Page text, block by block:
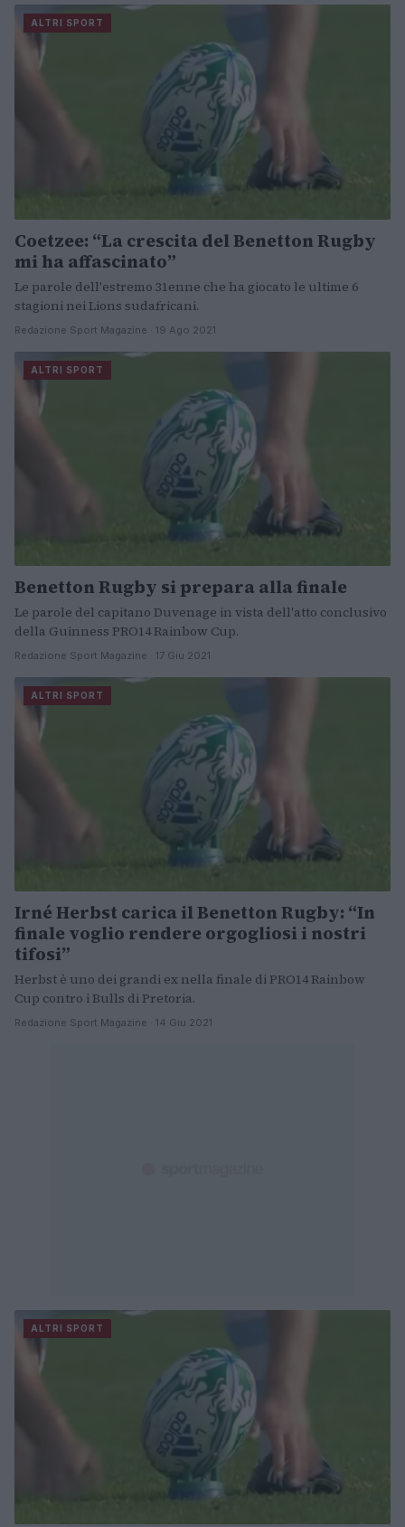
ALTRI SPORT
Coetzee: “La crescita del Benetton Rugby
mi ha affascinato”
Le parole dell'estremo 31enne che ha giocato le ultime 6
stagioni nei Lions sudafricani.
Redazione Sport Magazine · 19 Ago 2021
ALTRI SPORT
Benetton Rugby si prepara alla finale
Le parole del capitano Duvenage in vista dell'atto conclusivo
della Guinness PRO14 Rainbow Cup.
Redazione Sport Magazine · 17 Giu 2021
ALTRI SPORT
Irné Herbst carica il Benetton Rugby: “In
finale voglio rendere orgogliosi i nostri
tifosi”
Herbst è uno dei grandi ex nella finale di PRO14 Rainbow
Cup contro i Bulls di Pretoria.
Redazione Sport Magazine · 14 Giu 2021
ALTRI SPORT